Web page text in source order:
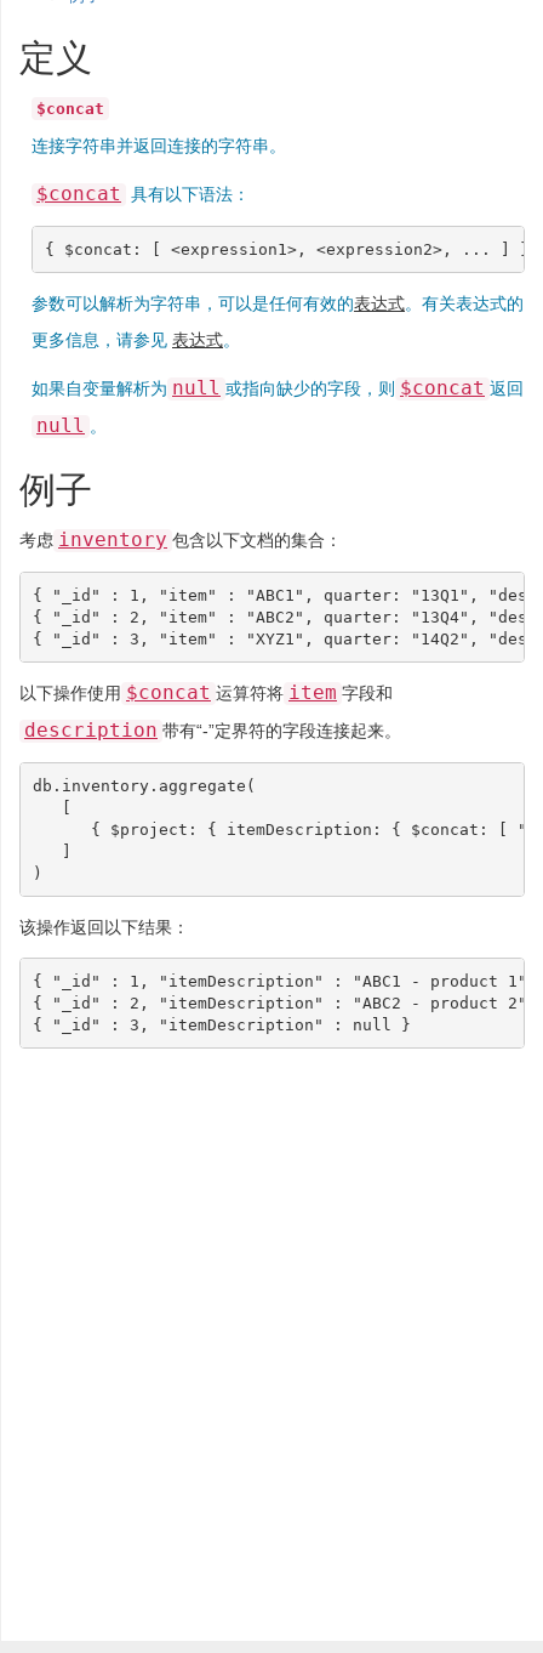
定义
$concat
连接字符串并返回连接的字符串。
$concat 具有以下语法：
{ $concat : [ <expression1 >, <expression2>, ... ] }
参数可以解析为字符串，可以是任何有效的表达式。有关表达式的
更多信息，请参见 表达式。
如果自变量解析为 null 或指向缺少的字段，则 $concat 返回
null 。
例子
考虑 inventory 包含以下文档的集合：
{ "_id" : 1 , "item" : "ABC1" , quarter: "13Q1" ,
{
"_id" : 2 , "item" : "ABC2" , quarter: "13Q4" ,
{
"_id" : 3 , "item" : "XYZ1" , quarter: "14Q2" ,
以下操作使用 $concat 运算符将 item 字段和
description 带有“-”定界符的字段连接起来。
db . inventory. aggregate (
[
{
$project : { itemDescription : { $concat : [
]
)
该操作返回以下结果：
{ "_id" : 1 , "itemDescription" : "ABC1 - product 1"
{
"_id" : 2 , "itemDescription" : "ABC2 - product 2"
{
"_id" : 3 , "itemDescription" : null }